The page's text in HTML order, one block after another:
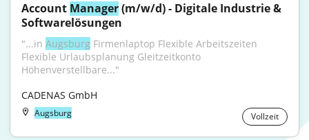
Account Manager (m/w/d) - Digitale Industrie &
Softwarelösungen
"...in Augsburg Firmenlaptop Flexible Arbeitszeiten
Flexible Urlaubsplanung Gleitzeitkonto
Höhenverstellbare..."
CADENAS GmbH
Augsburg Vollzeit